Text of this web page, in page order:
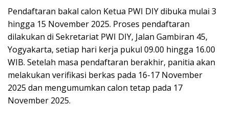
Pendaftaran bakal calon Ketua PWI DIY dibuka mulai 3
hingga 15 November 2025. Proses pendaftaran
dilakukan di Sekretariat PWI DIY, Jalan Gambiran 45,
Yogyakarta, setiap hari kerja pukul 09.00 hingga 16.00
WIB. Setelah masa pendaftaran berakhir, panitia akan
melakukan verifikasi berkas pada 16-17 November
2025 dan mengumumkan calon tetap pada 17
November 2025.